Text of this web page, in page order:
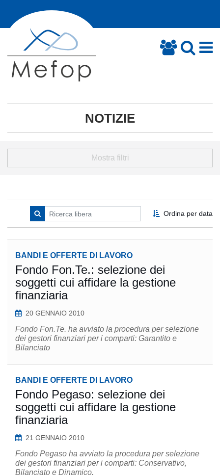
NOTIZIE
Mostra filtri
Ordina per data
BANDI E OFFERTE DI LAVORO
Fondo Fon.Te.: selezione dei
soggetti cui affidare la gestione
finanziaria
20 GENNAIO 2010
Fondo Fon.Te. ha avviato la procedura per selezione
dei gestori finanziari per i comparti: Garantito e
Bilanciato
BANDI E OFFERTE DI LAVORO
Fondo Pegaso: selezione dei
soggetti cui affidare la gestione
finanziaria
21 GENNAIO 2010
Fondo Pegaso ha avviato la procedura per selezione
dei gestori finanziari per i comparti: Conservativo,
Bilanciato e Dinamico.